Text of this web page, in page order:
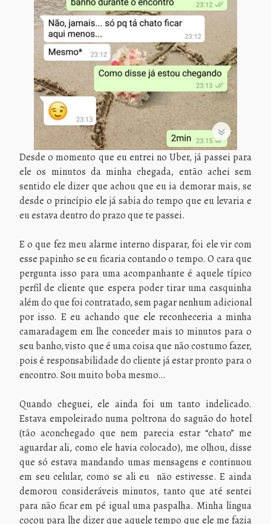
Desde o momento que eu entrei no Uber, já passei para
ele os minutos da minha chegada, então achei sem
sentido ele dizer que achou que eu ia demorar mais, se
desde o princípio ele já sabia do tempo que eu levaria e
eu estava dentro do prazo que te passei.
E o que fez meu alarme interno disparar, foi ele vir com
esse papinho se eu ficaria contando o tempo. O cara que
pergunta isso para uma acompanhante é aquele típico
perfil de cliente que espera poder tirar uma casquinha
além do que foi contratado, sem pagar nenhum adicional
por isso. E eu achando que ele reconheceria a minha
camaradagem em lhe conceder mais 10 minutos para o
seu banho, visto que é uma coisa que não costumo fazer,
pois é responsabilidade do cliente já estar pronto para o
encontro. Sou muito boba mesmo…
Quando cheguei, ele ainda foi um tanto indelicado.
Estava empoleirado numa poltrona do saguão do hotel
(tão aconchegado que nem parecia estar “chato” me
aguardar ali, como ele havia colocado), me olhou, disse
que só estava mandando umas mensagens e continuou
em seu celular, como se ali eu não estivesse. E ainda
demorou consideráveis minutos, tanto que até sentei
para não ficar em pé igual uma paspalha. Minha língua
coçou para lhe dizer que aquele tempo que ele me fazia